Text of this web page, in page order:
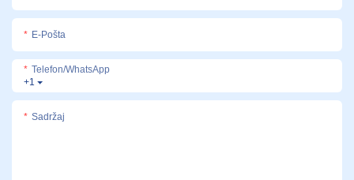
E-Pošta
+1
Telefon/whatsApp
Sadržaj